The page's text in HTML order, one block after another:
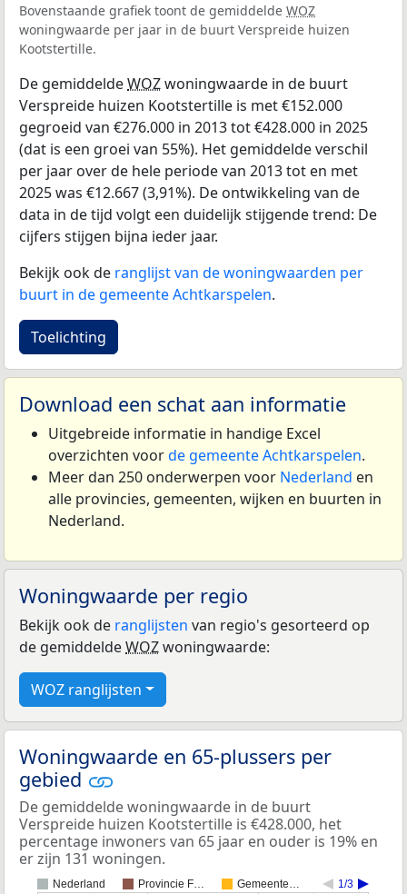
Bovenstaande grafiek toont de gemiddelde WOZ
woningwaarde per jaar in de buurt Verspreide huizen
Kootstertille.
De gemiddeldeWOZwoningwaarde in de buurt
Verspreide huizen Kootstertille is met €152.000
gegroeid van €276.000 in 2013 tot €428.000 in 2025
(dat is een groei van 55%). Het gemiddelde verschil
per jaar over de hele periode van 2013 tot en met
2025 was €12.667 (3,91%). De ontwikkeling van de
data in de tijd volgt een duidelijk stijgende trend: De
cijfers stijgen bijna ieder jaar.
Bekijk ook de ranglijst van de woningwaarden per
buurt in de gemeente Achtkarspelen.
Toelichting
Download een schat aan informatie
Uitgebreide informatie in handige Excel
overzichten voorde gemeente Achtkarspelen.
Meer dan 250 onderwerpen voor Nederland en
alle provincies, gemeenten, wijken en buurten in
Nederland.
Woningwaarde per regio
Bekijk ook de ranglijsten van regio's gesorteerd op
de gemiddeldeWOZwoningwaarde:
WOZ ranglijsten
Woningwaarde en 65-plussers per
gebied
De gemiddelde woningwaarde in de buurt
Verspreide huizen Kootstertille is €428.000, het
percentage inwoners van 65 jaar en ouder is 19% en
er zijn 131 woningen.
Nederland Provincie F… Gemeente… 1/3